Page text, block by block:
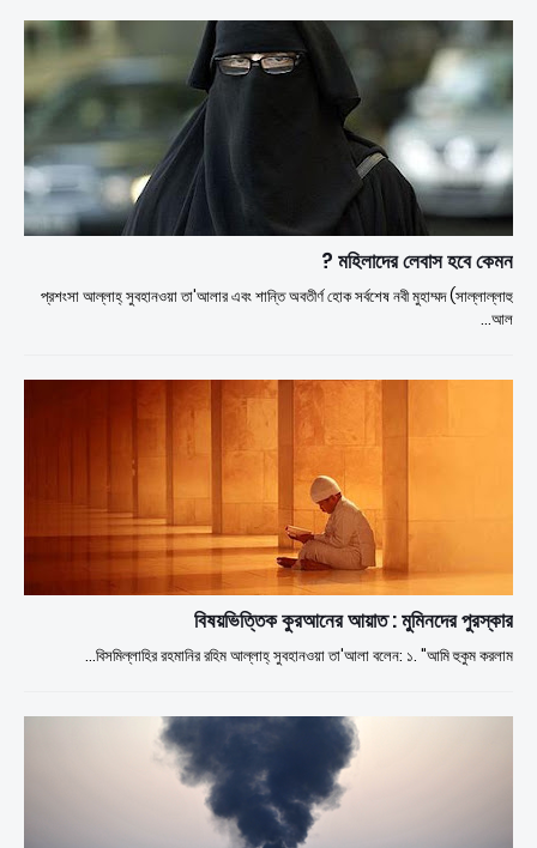
মহিলাদের লেবাস হবে কেমন ?
প্রশংসা আল্লাহ্ সুবহানওয়া তা'আলার এবং শান্তি অবতীর্ণ হোক সর্বশেষ নবী মুহাম্মদ (সাল্লাল্লাহু
আল…
বিষয়ভিত্তিক কুরআনের আয়াত : মুমিনদের পুরস্কার
বিসমিল্লাহির রহমানির রহিম আল্লাহ্ সুবহানওয়া তা'আলা বলেন: ১. "আমি হুকুম করলাম…